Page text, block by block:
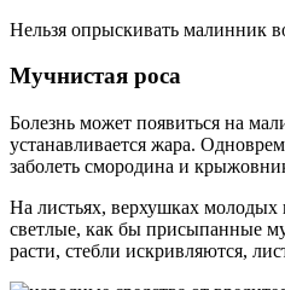
Нельзя опрыскивать малинник
Мучнистая роса
Болезнь может появиться на
устанавливается жара.
заболеть смородина и
На листьях, верхушках молодых
светлые, как бы присыпанные
расти, стебли искривляются,